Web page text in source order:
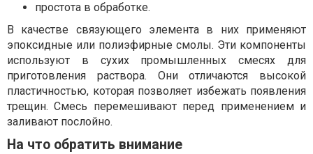
простота в обработке.
В качестве связующего элемента в них применяют
эпоксидные или полиэфирные смолы. Эти компоненты
используют в сухих промышленных смесях для
приготовления раствора. Они отличаются высокой
пластичностью, которая позволяет избежать появления
трещин. Смесь перемешивают перед применением и
заливают послойно.
На что обратить внимание